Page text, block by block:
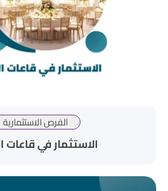
الفرص الاستثمارية
الاستثمار في قاعات